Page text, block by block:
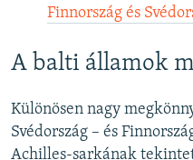
Finnország és
A balti államok
Különösen nagy
Svédország – és
Achilles-sarkának